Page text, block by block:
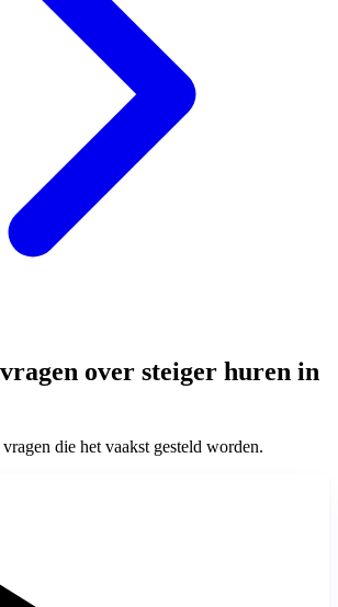
over steiger huren in
die het vaakst gesteld worden.